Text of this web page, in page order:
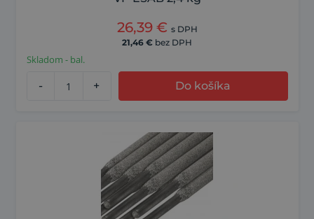
26,39 € s DPH
21,46 € bez DPH
Skladom - bal.
- + Do košíka